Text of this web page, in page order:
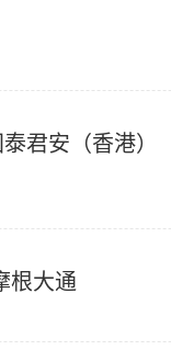
君安（香港）
根大通